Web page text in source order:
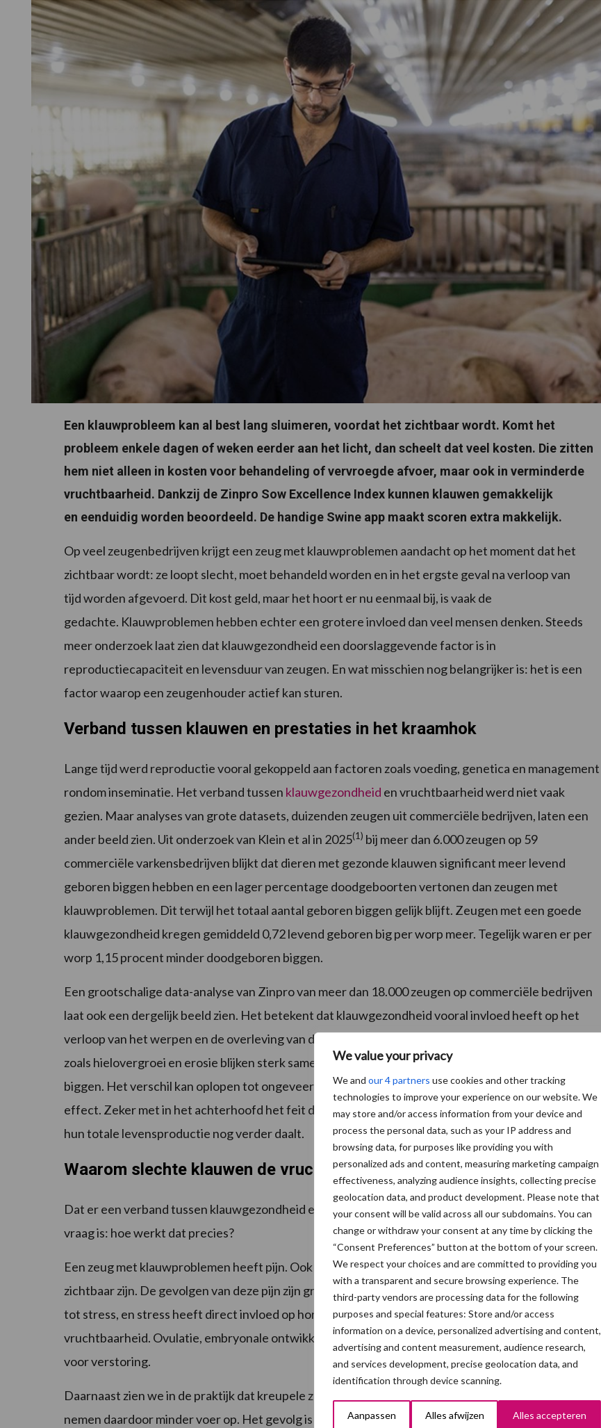
We value your privacy
We and our 4 partners use cookies and other tracking
technologies to improve your experience on our website. We
may store and/or access information from your device and
process the personal data, such as your IP address and
browsing data, for purposes like providing you with
personalized ads and content, measuring marketing campaign
effectiveness, analyzing audience insights, collecting precise
geolocation data, and product development. Please note that
your consent will be valid across all our subdomains. You can
change or withdraw your consent at any time by clicking the
“Consent Preferences” button at the bottom of your screen.
We respect your choices and are committed to providing you
with a transparent and secure browsing experience. The
third-party vendors are processing data for the following
purposes and special features: Store and/or access
information on a device, personalized advertising and content,
advertising and content measurement, audience research,
and services development, precise geolocation data, and
identification through device scanning.
Aanpassen Alles afwijzen Alles accepteren
Een klauwprobleem kan al best lang sluimeren, voordat het zichtbaar wordt. Komt het
probleem enkele dagen of weken eerder aan het licht, dan scheelt dat veel kosten. Die zitten
hem niet alleen in kosten voor behandeling of vervroegde afvoer, maar ook in verminderde
vruchtbaarheid. Dankzij de Zinpro Sow Excellence Index kunnen klauwen gemakkelijk
en eenduidig worden beoordeeld. De handige Swine app maakt scoren extra makkelijk.
Op veel zeugenbedrijven krijgt een zeug met klauwproblemen aandacht op het moment dat het
zichtbaar wordt: ze loopt slecht, moet behandeld worden en in het ergste geval na verloop van
tijd worden afgevoerd. Dit kost geld, maar het hoort er nu eenmaal bij, is vaak de
gedachte. Klauwproblemen hebben echter een grotere invloed dan veel mensen denken. Steeds
meer onderzoek laat zien dat klauwgezondheid een doorslaggevende factor is in
reproductiecapaciteit en levensduur van zeugen. En wat misschien nog belangrijker is: het is een
factor waarop een zeugenhouder actief kan sturen.
Verband tussen klauwen en prestaties in het kraamhok
Lange tijd werd reproductie vooral gekoppeld aan factoren zoals voeding, genetica en management
rondom inseminatie. Het verband tussen klauwgezondheid en vruchtbaarheid werd niet vaak
gezien. Maar analyses van grote datasets, duizenden zeugen uit commerciële bedrijven, laten een
ander beeld zien. Uit onderzoek van Klein et al in 2025(1) bij meer dan 6.000 zeugen op 59
commerciële varkensbedrijven blijkt dat dieren met gezonde klauwen significant meer levend
geboren biggen hebben en een lager percentage doodgeboorten vertonen dan zeugen met
klauwproblemen. Dit terwijl het totaal aantal geboren biggen gelijk blijft. Zeugen met een goede
klauwgezondheid kregen gemiddeld 0,72 levend geboren big per worp meer. Tegelijk waren er per
worp 1,15 procent minder doodgeboren biggen.
Een grootschalige data-analyse van Zinpro van meer dan 18.000 zeugen op commerciële bedrijven
laat ook een dergelijk beeld zien. Het betekent dat klauwgezondheid vooral invloed heeft op het
verloop van het werpen en de overleving van de biggen. Met name aandoeningen
zoals hielovergroei en erosie blijken sterk samen te hangen met een hoger percentage doodgeboren
biggen. Het verschil kan oplopen tot ongeveer één big per worp. Op bedrijfsniveau is dat een enorm
effect. Zeker met in het achterhoofd het feit dat deze zeugen vaak ook eerder uitvallen, waardoor
hun totale levensproductie nog verder daalt.
Waarom slechte klauwen de vruchtbaarheid beïnvloeden
Dat er een verband tussen klauwgezondheid en vruchtbaarheid is, is dus duidelijk. Maar de echte
vraag is: hoe werkt dat precies?
Een zeug met klauwproblemen heeft pijn. Ook als de klauwproblemen aan de buitenkant nog niet
zichtbaar zijn. De gevolgen van deze pijn zijn groter dan we op het eerste gezicht denken. Pijn leidt
tot stress, en stress heeft direct invloed op hormonale processen die cruciaal zijn voor
vruchtbaarheid. Ovulatie, embryonale ontwikkeling: het zijn allemaal processen die gevoelig zijn
voor verstoring.
Daarnaast zien we in de praktijk dat kreupele zeugen minder actief zijn. Ze staan minder vaak op en
nemen daardoor minder voer op. Het gevolg is een slechtere lichaamsconditie, zeker tijdens de